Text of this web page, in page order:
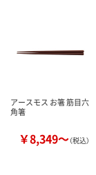
アースモス お箸 筋目六
角箸
￥8,349～（税込）